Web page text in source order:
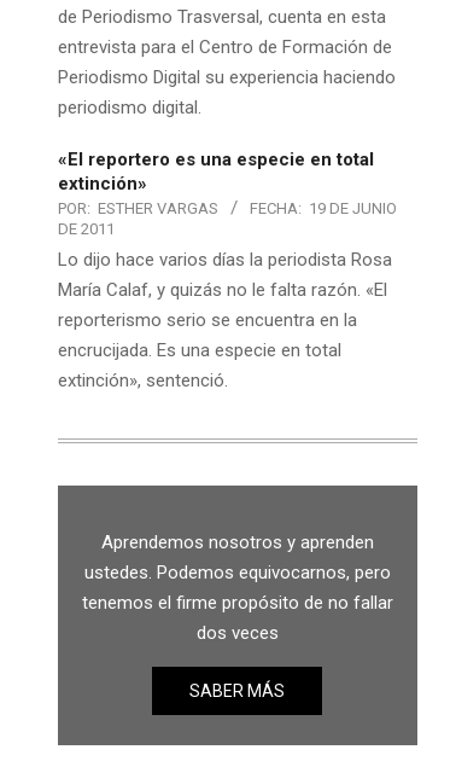
de Periodismo Trasversal, cuenta en esta
entrevista para el Centro de Formación de
Periodismo Digital su experiencia haciendo
periodismo digital.
«El reportero es una especie en total
extinción»
POR: ESTHER VARGAS FECHA: 19 DE JUNIO
DE 2011
Lo dijo hace varios días la periodista Rosa
María Calaf, y quizás no le falta razón. «El
reporterismo serio se encuentra en la
encrucijada. Es una especie en total
extinción», sentenció.
Aprendemos nosotros y aprenden
ustedes. Podemos equivocarnos, pero
tenemos el firme propósito de no fallar
dos veces
SABER MÁS